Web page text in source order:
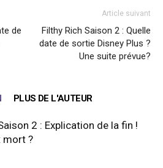
de
Article suivant
Filthy Rich Saison 2 : Quelle
date de sortie Disney Plus ?
Une suite prévue?
PLUS DE L'AUTEUR
2 : Explication de la fin !
mort ?